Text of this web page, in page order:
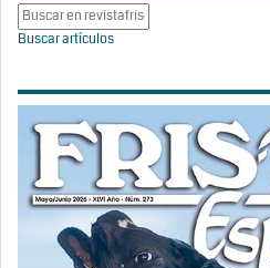
Buscar artículos